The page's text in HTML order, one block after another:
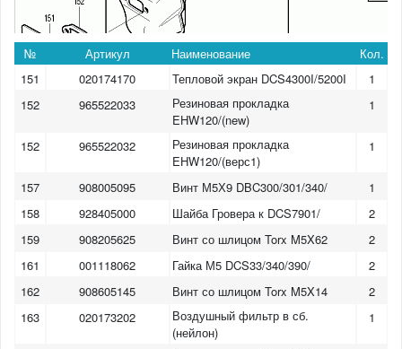
№ Артикул Наименование
Кол.
151
020174170 Тепловой экран DCS4300I/5200I
1
152
965522033
Резиновая прокладка
EHW120/(new)
1
152 965522032
Резиновая прокладка
EHW120/(верс1)
1
157 908005095 Винт М5Х9 DBC300/301/340/
1
158
928405000 Шайба Гровера к DCS7901/
2
159
908205625 Винт со шлицом Torx M5X62
2
161
001118062 Гайка М5 DCS33/340/390/
2
162
908605145 Винт со шлицом Torx M5X14
2
163
020173202
Воздушный фильтр в сб.
(нейлон)
1